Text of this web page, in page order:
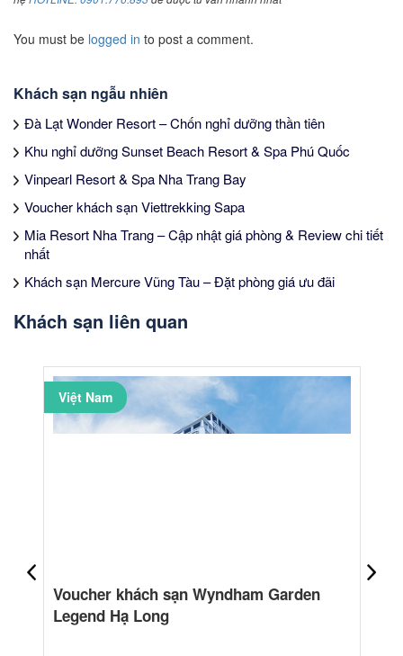
You must be logged in to post a comment.
Khách sạn ngẫu nhiên
Đà Lạt Wonder Resort – Chốn nghỉ dưỡng thần tiên
Khu nghỉ dưỡng Sunset Beach Resort & Spa Phú Quốc
Vinpearl Resort & Spa Nha Trang Bay
Voucher khách sạn Viettrekking Sapa
Mia Resort Nha Trang – Cập nhật giá phòng & Review chi tiết
nhất
Khách sạn Mercure Vũng Tàu – Đặt phòng giá ưu đãi
Khách sạn liên quan
Việt Nam
Voucher khách sạn Wyndham Garden
Legend Hạ Long